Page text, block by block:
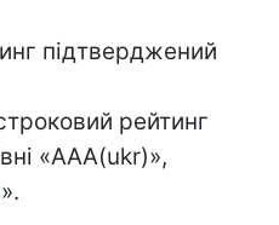
підтверджений
рейтинг
«AAA(ukr)»,